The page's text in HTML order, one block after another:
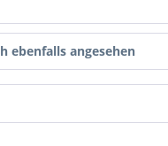
ebenfalls angesehen